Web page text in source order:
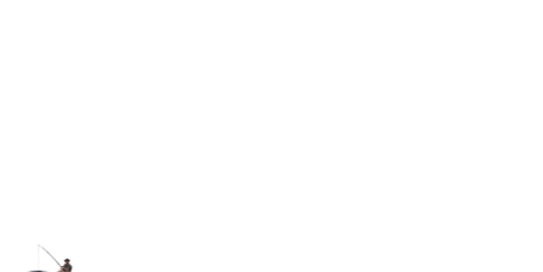
Links und Verweise